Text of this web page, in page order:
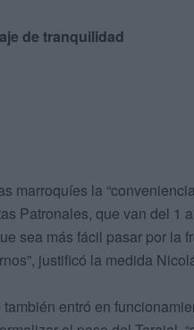
de tranquilidad
marroquíes la
Patronales, que van del 1
sea más fácil pasar por la
justificó la medida
entró en